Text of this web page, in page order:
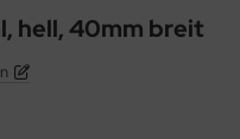
hell, 40mm breit